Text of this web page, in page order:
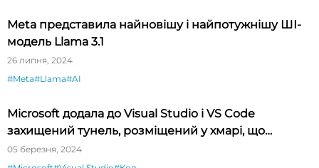
Meta представила найновішу і найпотужнішу ШІ-
модель Llama 3.1
26 липня, 2024
#Meta#Llama#AI
Microsoft додала до Visual Studio і VS Code
захищений тунель, розміщений у хмарі, що
спрощує тестування API
05 березня, 2024